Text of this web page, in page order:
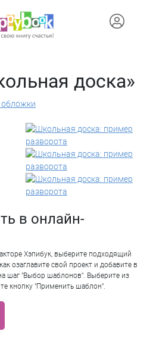
доска»
в онлайн-
Хэпибук, выберите подходящий
озаглавите свой проект и добавите в
шаг "Выбор шаблонов". Выберите из
кнопку "Применить шаблон".